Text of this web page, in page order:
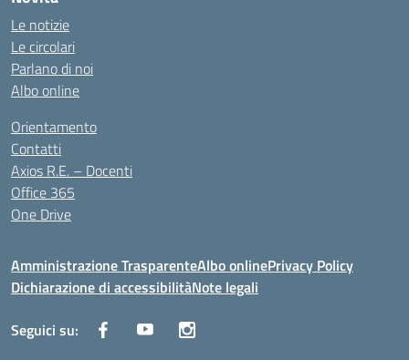
Le notizie
Le circolari
Parlano di noi
Albo online
Orientamento
Contatti
Axios R.E. – Docenti
Office 365
One Drive
Amministrazione TrasparenteAlbo onlinePrivacy Policy
Dichiarazione di accessibilitàNote legali
Seguici su: